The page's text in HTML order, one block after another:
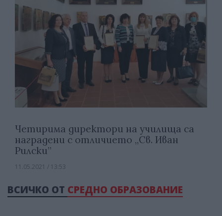
Четирима директори на училища са
наградени с отличието „Св. Иван
Рилски”
11.05.2021 / 13:53
ВСИЧКО ОТ СРЕДНО ОБРАЗОВАНИЕ